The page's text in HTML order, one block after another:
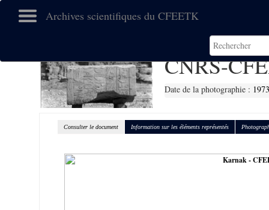
Archives scientifiques du CFEETK
CNRS-
Date de la photographie : 1973
Consulter le document Information sur les éléments représentés